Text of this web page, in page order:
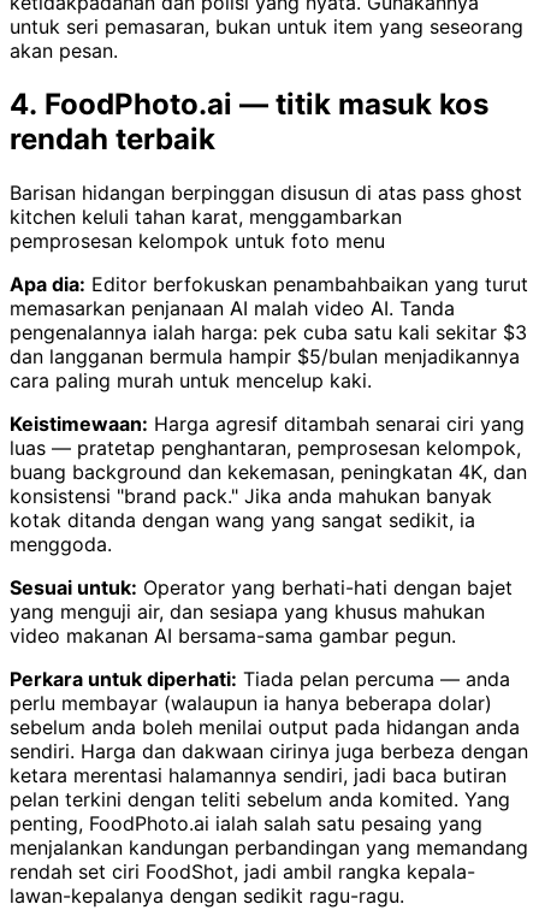
untuk seri pemasaran, bukan untuk item yang seseorang
akan pesan.
4. FoodPhoto.ai — titik masuk kos
rendah terbaik
Barisan hidangan berpinggan disusun di atas pass ghost
kitchen keluli tahan karat, menggambarkan
pemprosesan kelompok untuk foto menu
Apa dia: Editor berfokuskan penambahbaikan yang turut
memasarkan penjanaan AI malah video AI. Tanda
pengenalannya ialah harga: pek cuba satu kali sekitar $3
dan langganan bermula hampir $5/bulan menjadikannya
cara paling murah untuk mencelup kaki.
Keistimewaan: Harga agresif ditambah senarai ciri yang
luas — pratetap penghantaran, pemprosesan kelompok,
buang background dan kekemasan, peningkatan 4K, dan
konsistensi "brand pack." Jika anda mahukan banyak
kotak ditanda dengan wang yang sangat sedikit, ia
menggoda.
Sesuai untuk: Operator yang berhati-hati dengan bajet
yang menguji air, dan sesiapa yang khusus mahukan
video makanan AI bersama-sama gambar pegun.
Perkara untuk diperhati: Tiada pelan percuma — anda
perlu membayar (walaupun ia hanya beberapa dolar)
sebelum anda boleh menilai output pada hidangan anda
sendiri. Harga dan dakwaan cirinya juga berbeza dengan
ketara merentasi halamannya sendiri, jadi baca butiran
pelan terkini dengan teliti sebelum anda komited. Yang
penting, FoodPhoto.ai ialah salah satu pesaing yang
menjalankan kandungan perbandingan yang memandang
rendah set ciri FoodShot, jadi ambil rangka kepala-
lawan-kepalanya dengan sedikit ragu-ragu.